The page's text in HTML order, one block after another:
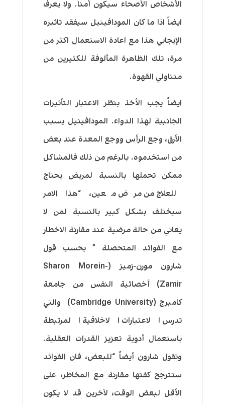
الأشخاص الأصحاء سيكون أمناً. ولا يعرف
ايضاً اذا ما كان المودافينيل سيفقد تاثيره
الإيجابي هذا مع اعادة الاستعمال اكثر من
مرة، تلك الظاهرة المألوفة للكثيرين من
متناولي القهوة.
ايضاً يجب الأخذ بنظر الاعتبار التأثيرات
الجانبية لهذا الدواء. المودافينيل يسبب
الأرق، وجع الرأس ووجع المعدة عند بعض
من استخدموه. بالرغم من ذلك فالمشاكل
ممكن تحملها بالنسبة لمريض يحتاج
للعلاج من مرض معين، “هذا الامر
سيختلف بشكل كبير بالنسبة لمن لا
يعاني من حالة مرضية عند مقارنة الاخطار
مع الفوائد المتحصلة ” بحسب قول
شارون مورن-زميز (Sharon Morein-
Zamir) أخصائية النفس من جامعة
كامبرج (Cambridge University) والتي
تدرس الاعتبارات الاخلاقية المرتبطة
باستعمال أدوية تعزيز القدرات العقلية.
وتقول شارون أيضاً “للبعض، فان الفوائد
ستترجح كفتها مقارنة مع المخاطر، على
الأقل لبعض الوقت، لآخرين قد لا يكون